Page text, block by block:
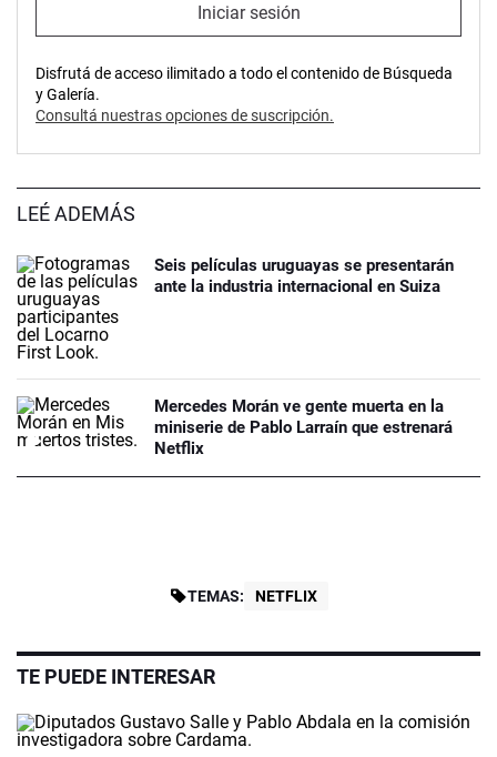
Iniciar sesión
Disfrutá de acceso ilimitado a todo el contenido de Búsqueda
y Galería.
Consultá nuestras opciones de suscripción.
LEÉ ADEMÁS
Seis películas uruguayas se presentarán
ante la industria internacional en Suiza
Mercedes Morán ve gente muerta en la
miniserie de Pablo Larraín que estrenará
Netflix
TEMAS: NETFLIX
TE PUEDE INTERESAR